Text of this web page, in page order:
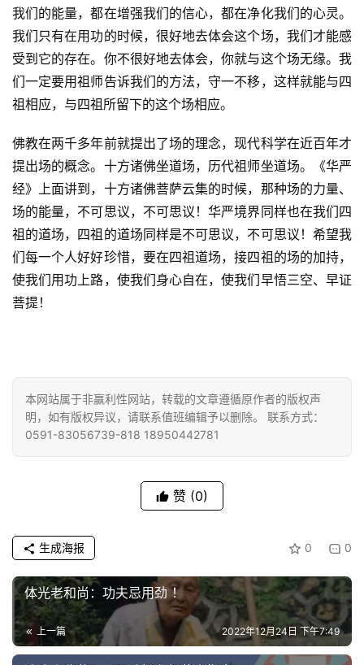
我们的能量，都在增强我们的信心，都在净化我们的心灵。
我们只有在用功的时候，很好地去体会这个场，我们才能感
受到它的存在。你不很好地去体会，你就与这个场无缘。我
们一定要用祖师告诉我们的方法，守一不移，这样就能与四
祖相应，与四祖所留下的这个场相应。
佛教在两千多年前就提出了场的理念，现代科学在近百年才
提出场的概念。十方诸佛坐道场，历代祖师坐道场。《华严
经》上面讲到，十方诸佛菩萨云集的时候，那种场的力量、
场的能量，不可思议，不可思议！华严境界同样也在我们四
祖的道场，四祖的道场同样是不可思议，不可思议！希望我
们每一个人好好珍惜，要在四祖道场，接四祖的场的加持，
使我们用功上路，使我们身心自在，使我们早悟三空、早证
菩提！
本网站属于非赢利性网站，转载的文章遵循原作者的版权声
明，如有版权异议，请联系值班编辑予以删除。 联系方式：
0591-83056739-818 18950442781
赞 (0)
0 0
生成海报
体光老和尚：功夫忌用劲 ！
上一篇 2022年12月24日 下午7:49